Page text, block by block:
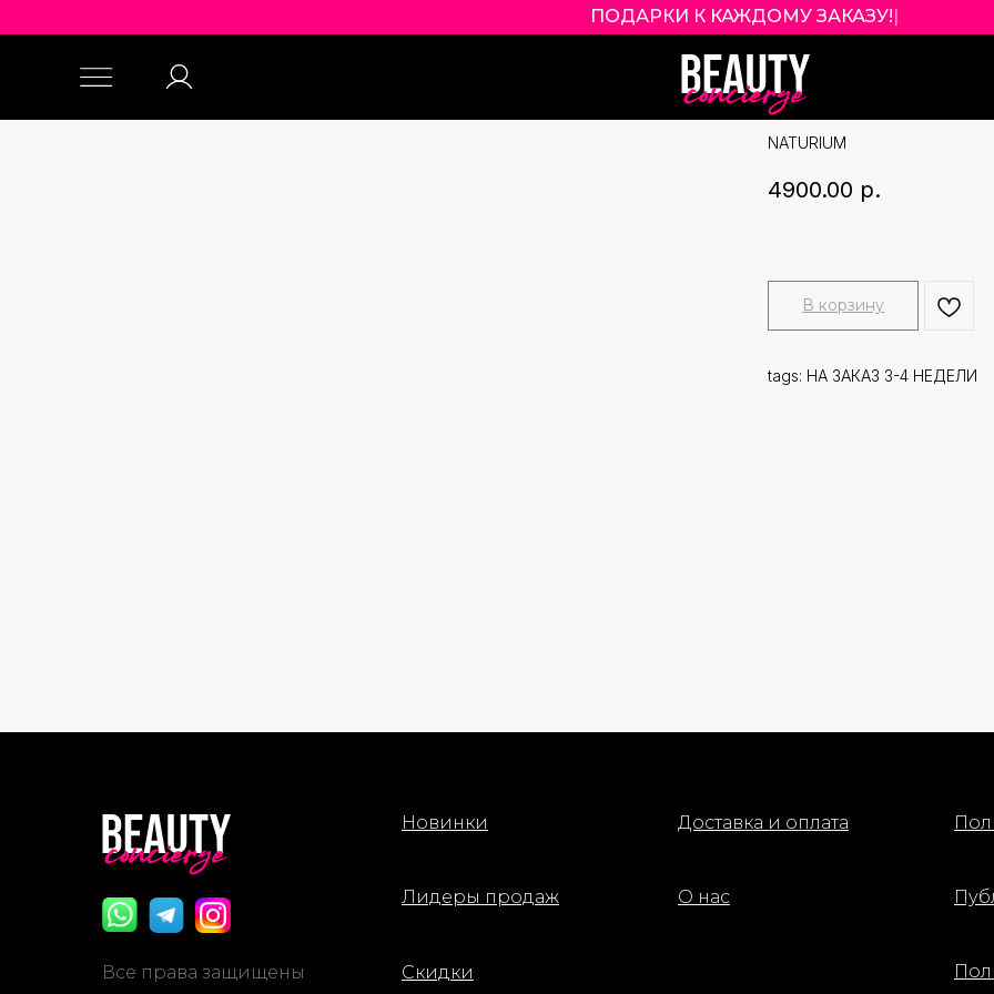
ПОДАРКИ К КАЖДОМУ ЗАКАЗУ!|
NATURIUM
BRIGHTENING
NATURIUM
4900.00 р.
В корзину
tags: НА ЗАКАЗ 3-4 НЕДЕЛИ
Все права защищены
Доставка и оплата
О нас
Новинки
Лидеры продаж
Скидки